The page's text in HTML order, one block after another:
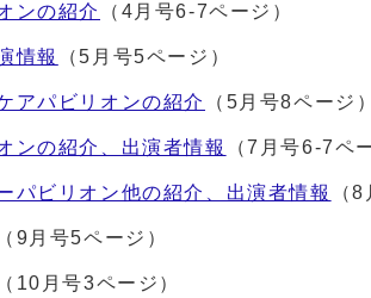
ンの紹介 （4月号6-7ページ）
情報 （5月号5ページ）
アパビリオンの紹介 （5月号8ページ）
ンの紹介、出演者情報 （7月号6-7ペ
パビリオン他の紹介、出演者情報 （
（9月号5ページ）
（10月号3ページ）